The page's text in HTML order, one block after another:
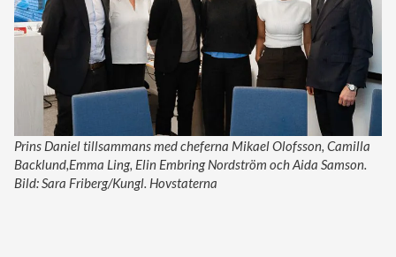
Prins Daniel tillsammans med cheferna Mikael Olofsson, Camilla
Backlund,Emma Ling, Elin Embring Nordström och Aida Samson.
Bild: Sara Friberg/Kungl. Hovstaterna